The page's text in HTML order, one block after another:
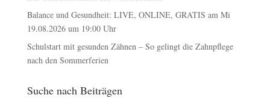
Balance und Gesundheit: LIVE, ONLINE, GRATIS am Mi
19.08.2026 um 19:00 Uhr
Schulstart mit gesunden Zähnen – So gelingt die Zahnpflege
nach den Sommerferien
Suche nach Beiträgen